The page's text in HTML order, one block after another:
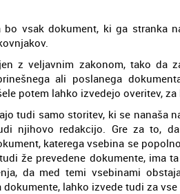
bo vsak dokument, ki ga stranka
z veljavnim zakonom, tako da
ali poslanega
potem lahko izvedejo overitev,
tudi samo storitev, ki se nanaša
njihovo redakcijo. Gre za to,
katerega vsebina se
že prevedene dokumente, ima
da med temi vsebinami
lahko izvede tudi za vse